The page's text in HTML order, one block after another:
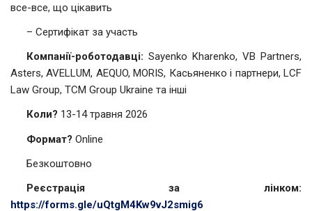
все-все, що цікавить
– Сертифікат за участь
Компанії-роботодавці: Sayenko Kharenko, VB Partners,
Asters, AVELLUM, AEQUO, MORIS, Касьяненко і партнери, LCF
Law Group, TCM Group Ukraine та інші
Коли? 13-14 травня 2026
Формат? Online
Безкоштовно
Реєстрація за лінком:
https://forms.gle/uQtgM4Kw9vJ2smig6